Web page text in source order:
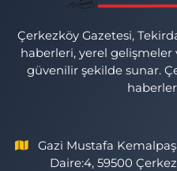
Çerkezköy Gazetesi,
haberleri, yerel gelişmeler
güvenilir şekilde sunar.
Gazi Mustafa
Daire:4, 59500